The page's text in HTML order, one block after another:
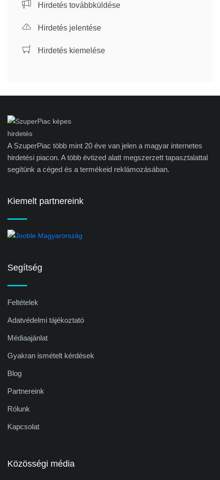
Hirdetés továbbküldése
Hirdetés jelentése
Hirdetés kiemelése
A SzuperPiac több mint 20 éve van jelen a magyar internetes
hirdetési piacon. A több évtized alatt megszerzett tapasztalattal
segítünk a céged és a termékeid reklámozásában.
Kiemelt partnereink
Segítség
Feltételek
Adatvédelmi tájékoztató
Médiaajánlat
Gyakran ismételt kérdések
Blog
Partnereink
Rólunk
Kapcsolat
Közösségi média